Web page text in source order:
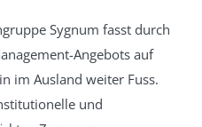
Sygnum fasst durch
Angebots auf
im Ausland weiter Fuss.
und